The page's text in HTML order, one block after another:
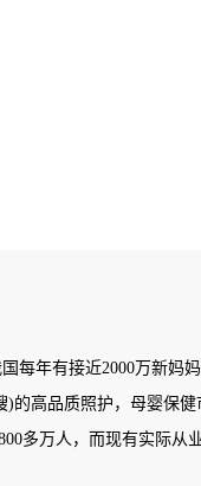
每年有接近2000万新妈
)的高品质照护，母婴保
多万人，而现有实际从
身保健而指导与服务的